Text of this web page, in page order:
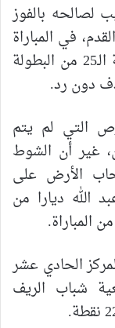
لصالحه بالفوز
في المباراة
التي جمعتهما لحساب منافسات الجولة الـ25 من البطولة
دون رد.
التي لم يتم
غير أن الشوط
الأرض على
الله ديارا من
الحادي عشر
شباب الريف